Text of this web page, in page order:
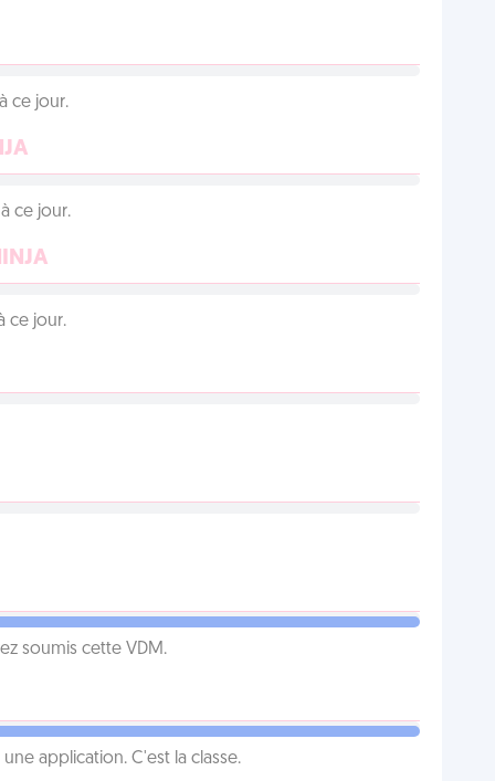
ce jour.
ce jour.
ce jour.
soumis cette VDM.
application. C'est la classe.